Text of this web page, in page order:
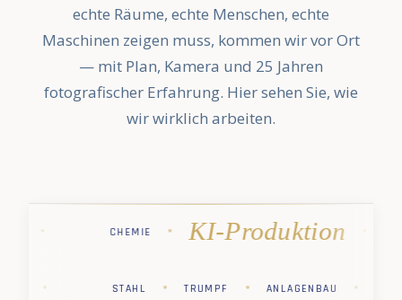
echte Räume, echte Menschen, echte
Maschinen zeigen muss, kommen wir vor Ort
— mit Plan, Kamera und 25 Jahren
fotografischer Erfahrung. Hier sehen Sie, wie
wir wirklich arbeiten.
· KI-Produktion · STIHL · PHARMA
CHEMIE SAP STAHL · TRUMPF ·